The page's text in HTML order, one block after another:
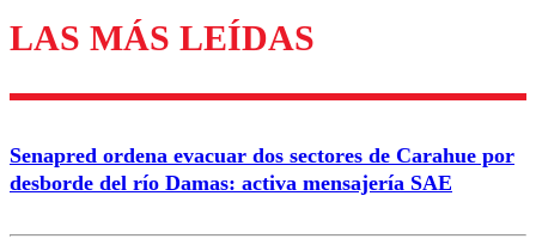
Los comentarios son moderados para garantizar un
diálogo respetuoso.
Nombre
Correo
LAS MÁS LEÍDAS
Senapred ordena evacuar dos sectores de Carahue por
desborde del río Damas: activa mensajería SAE